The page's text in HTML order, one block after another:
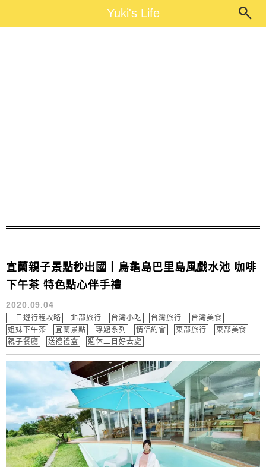
Yuki's LifeYuki's Life
宜蘭親子景點秒出國┃烏龜島巴里島風戲水池 咖啡
下午茶 特色點心伴手禮
2020.09.04
一日遊行程攻略 北部旅行 台灣小吃 台灣旅行
台灣美食
姐妹下午茶
宜蘭景點 專題系列 情侶約會 東部旅行
東部美食
親子餐廳
送禮禮盒 週休二日好去處